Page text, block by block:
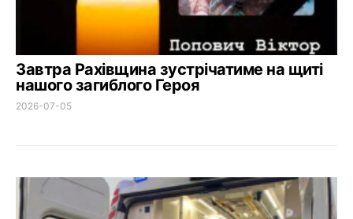
Завтра Рахівщина зустрічатиме на щиті
нашого загиблого Героя
2026-07-05